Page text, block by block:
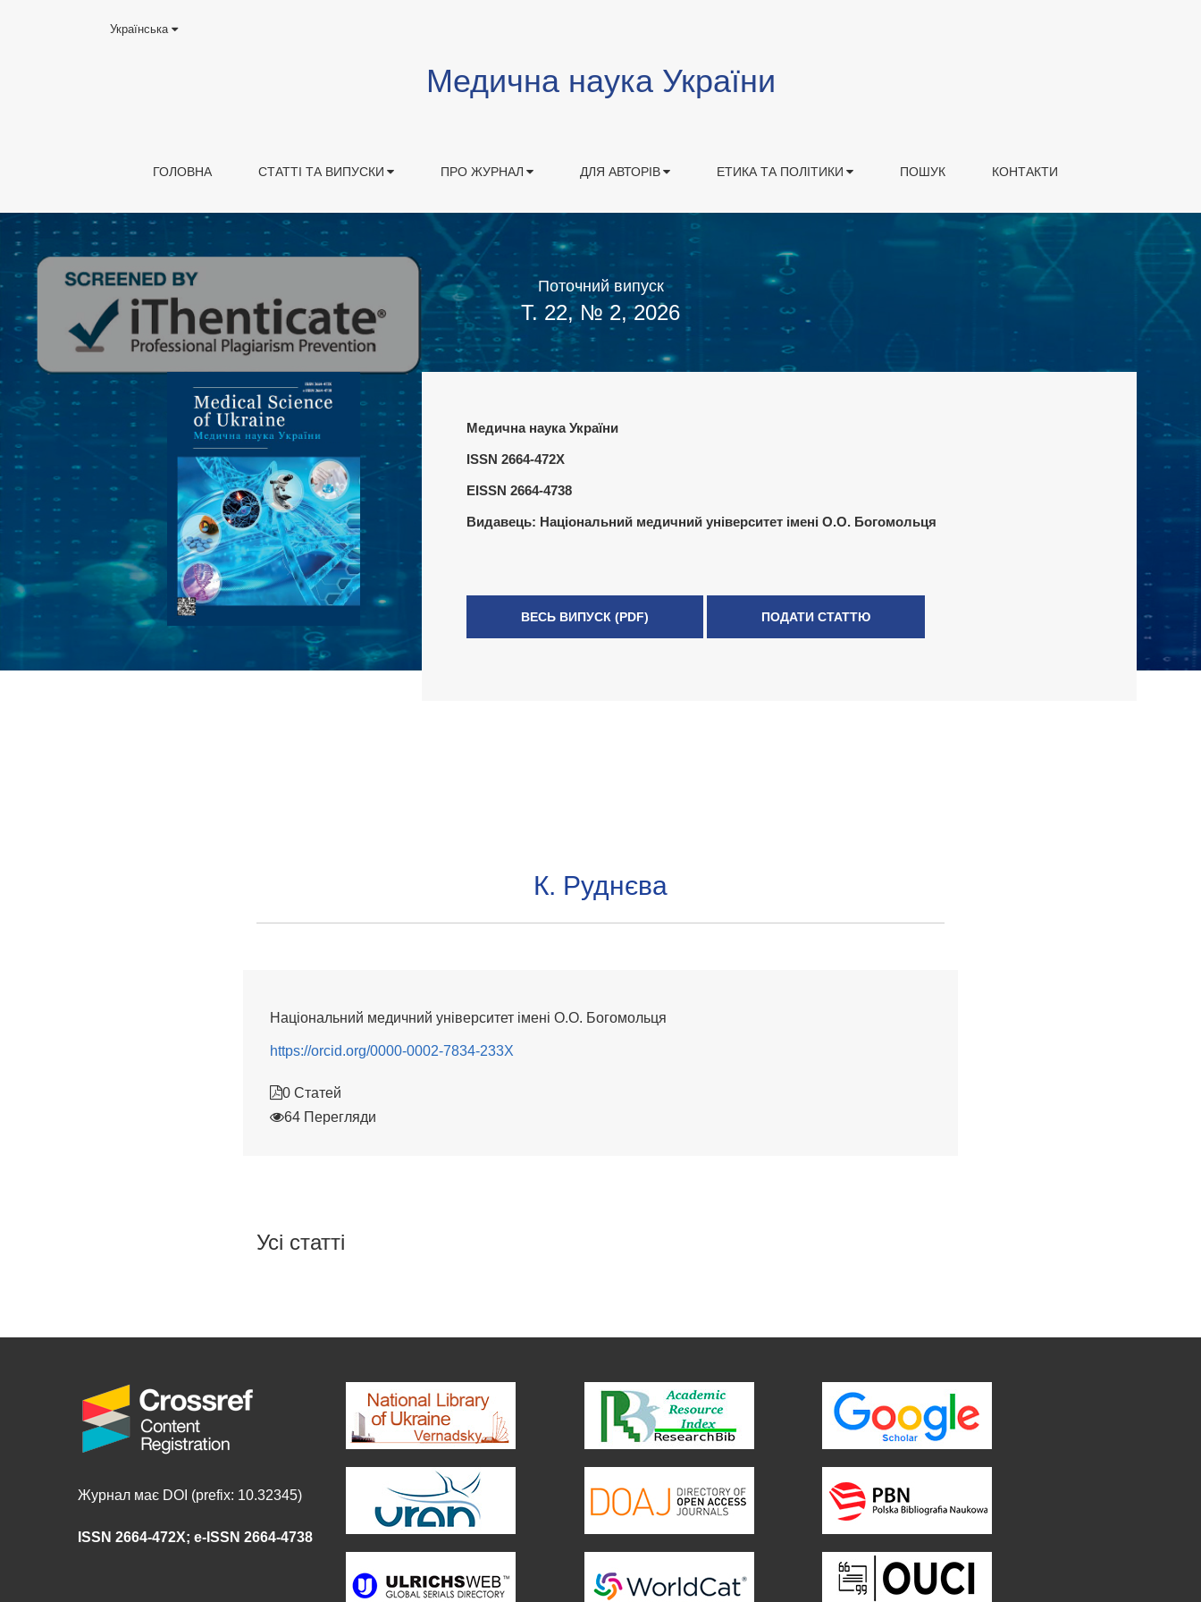
Українська
Медична наука України
ГОЛОВНА СТАТТІ ТА ВИПУСКИ ПРО ЖУРНАЛ ДЛЯ АВТОРІВ ЕТИКА ТА ПОЛІТИКИ ПОШУК КОНТАКТИ
Поточний випуск
Т. 22, № 2, 2026
Медична наука України
ISSN 2664-472X
EISSN 2664-4738
Видавець: Національний медичний університет імені О.О. Богомольця
ВЕСЬ ВИПУСК (PDF) ПОДАТИ СТАТТЮ
К. Руднєва
Національний медичний університет імені О.О. Богомольця
https://orcid.org/0000-0002-7834-233X
0 Статей
64 Перегляди
Усі статті
Журнал має DOI (prefix: 10.32345)
ISSN 2664-472X; e-ISSN 2664-4738